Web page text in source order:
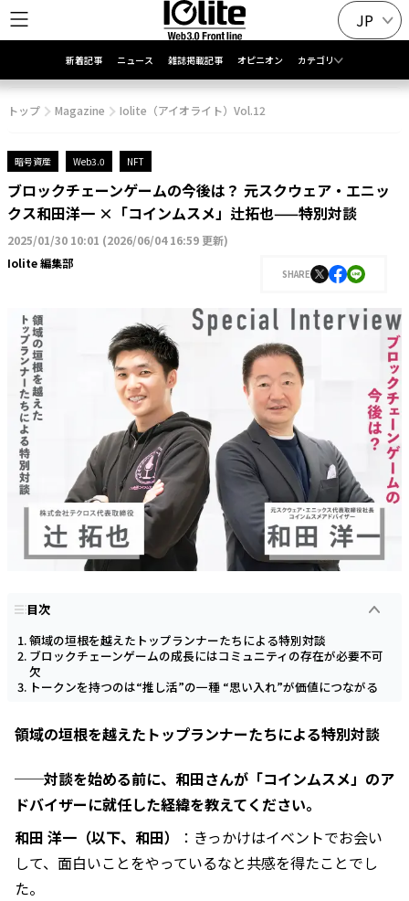
JP
新着記事 ニュース 雑誌掲載記事 オピニオン カテゴリ
トップ Magazine Iolite（アイオライト）Vol.12
暗号資産 Web3.0 NFT
ブロックチェーンゲームの今後は？ 元スクウェア・エニッ
クス和田洋一 ×「コインムスメ」辻拓也——特別対談
2025/01/30 10:01 (2026/06/04 16:59 更新)
Iolite 編集部
SHARE
目次
領域の垣根を越えたトップランナーたちによる特別対談
ブロックチェーンゲームの成長にはコミュニティの存在が必要不可
欠
トークンを持つのは“推し活”の一種 “思い入れ”が価値につながる
領域の垣根を越えたトップランナーたちによる特別対談
──対談を始める前に、和田さんが「コインムスメ」のア
ドバイザーに就任した経緯を教えてください。
和田 洋一（以下、和田）
：きっかけはイベントでお会い
して、面白いことをやっているなと共感を得たことでし
た。